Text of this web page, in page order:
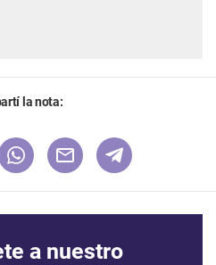
la nota:
a nuestro